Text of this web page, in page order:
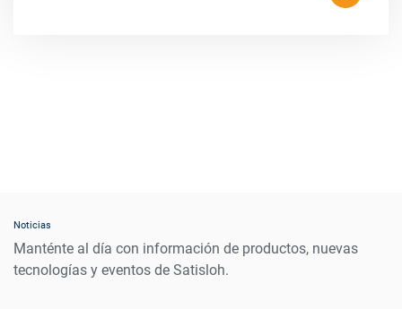
Noticias
Manténte al día con información de productos, nuevas
tecnologías y eventos de Satisloh.